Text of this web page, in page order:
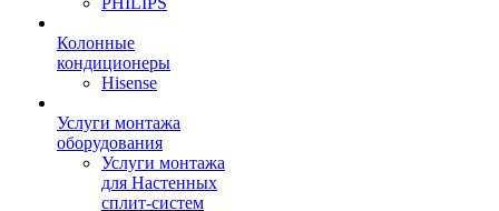
Колонные
кондиционеры
Hisense
Услуги монтажа
оборудования
Услуги монтажа
для Настенных
сплит-систем